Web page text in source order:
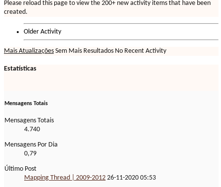
Please reload this page to view the 200+ new activity items that have been
created.
Older Activity
Mais Atualizações Sem Mais Resultados No Recent Activity
Estatísticas
Mensagens Totais
Mensagens Totais
4.740
Mensagens Por Dia
0,79
Último Post
Mapping Thread | 2009-2012 26-11-2020 05:53